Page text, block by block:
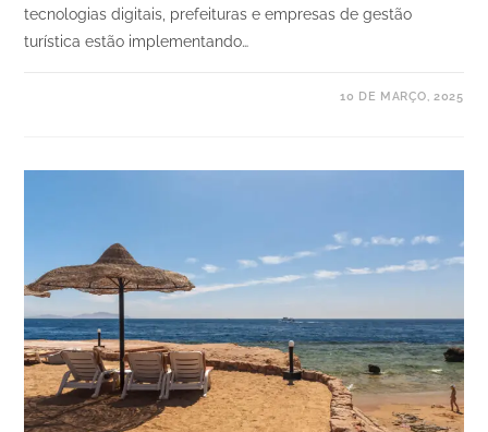
tecnologias digitais, prefeituras e empresas de gestão
turística estão implementando…
10 DE MARÇO, 2025